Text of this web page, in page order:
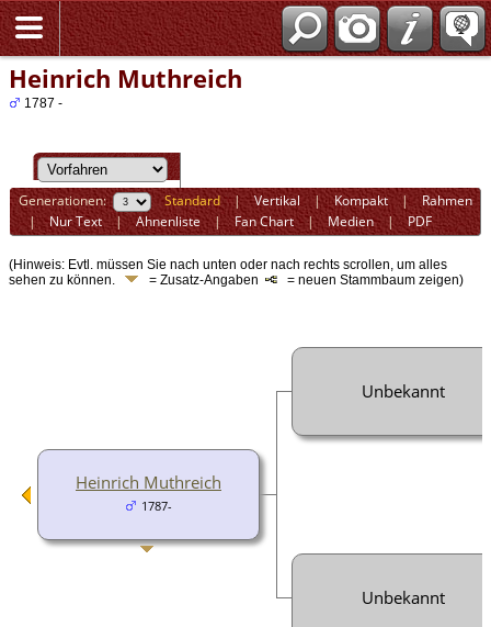
Heinrich Muthreich
1787 -
Generationen: Standard|Vertikal|Kompakt| Rahmen
|Nur Text|Ahnenliste|Fan Chart|Medien|PDF
(Hinweis: Evtl. müssen Sie nach unten oder nach rechts scrollen, um alles
sehen zu können.
= Zusatz-Angaben = neuen Stammbaum zeigen)
Heinrich Muthreich
1787-
Unbekannt
Unbekannt